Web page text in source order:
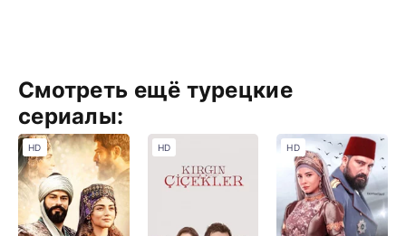
Смотреть ещё турецкие
сериалы:
HD HD HD